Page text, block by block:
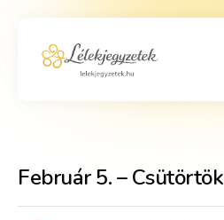
Február 5. – Csütörtök